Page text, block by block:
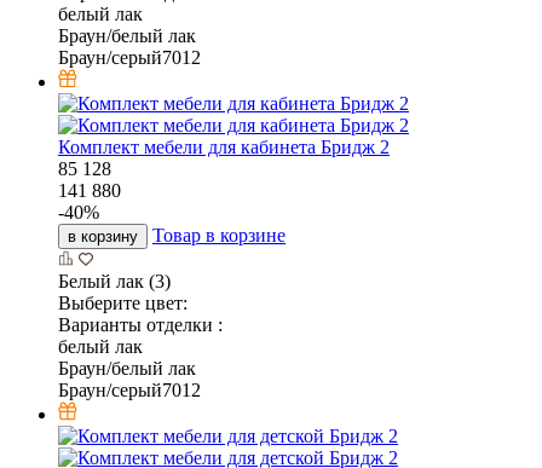
белый лак
Браун/белый лак
Браун/серый7012
Комплект мебели для кабинета Бридж 2
85 128
141 880
-40%
в корзину Товар в корзине
Белый лак (3)
Выберите цвет:
Варианты отделки :
белый лак
Браун/белый лак
Браун/серый7012